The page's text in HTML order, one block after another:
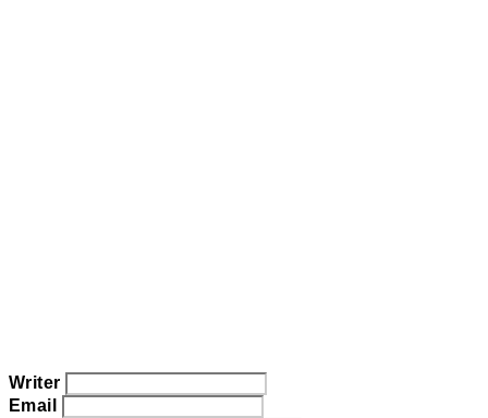
Writer
Email